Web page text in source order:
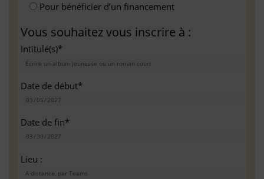
Pour bénéficier d’un financement
Vous souhaitez vous inscrire à :
Intitulé(s)*
Date de début*
Date de fin*
Lieu :